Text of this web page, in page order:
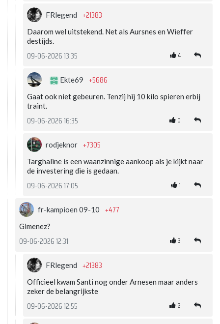
FRlegend +21383
Daarom wel uitstekend. Net als Aursnes en Wieffer
destijds.
09-06-2026 13:35 4
Ekte69 +5686
Gaat ook niet gebeuren. Tenzij hij 10 kilo spieren erbij
traint.
09-06-2026 16:35 0
rodjeknor +7305
Targhaline is een waanzinnige aankoop als je kijkt naar
de investering die is gedaan.
09-06-2026 17:05 1
fr-kampioen 09-10 +477
Gimenez?
09-06-2026 12:31 3
FRlegend +21383
Officieel kwam Santi nog onder Arnesen maar anders
zeker de belangrijkste
09-06-2026 12:55 2